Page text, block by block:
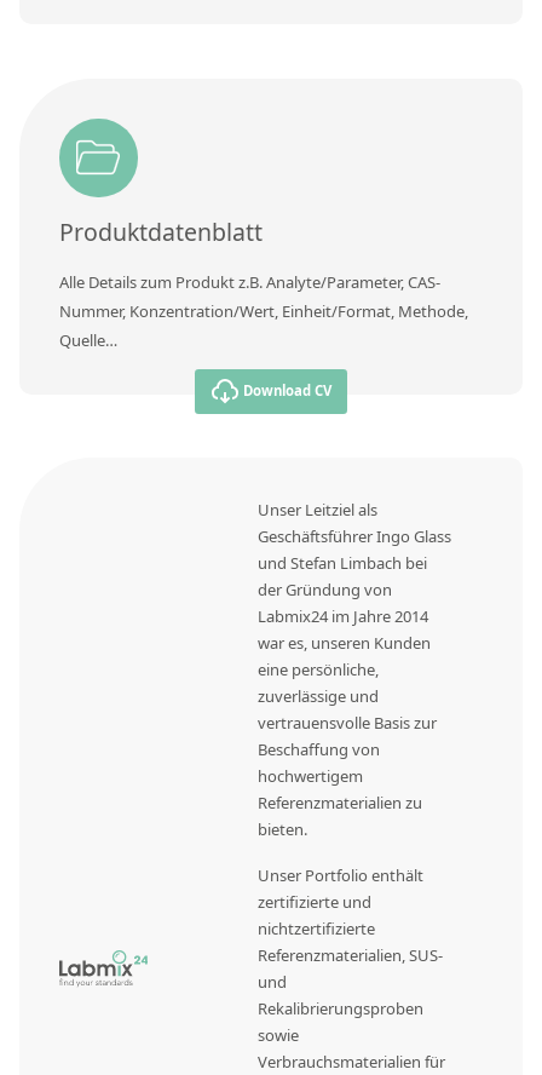
Produktdatenblatt
Alle Details zum Produkt z.B. Analyte/Parameter, CAS-
Nummer, Konzentration/Wert, Einheit/Format, Methode,
Quelle…
Download CV
Unser Leitziel als
Geschäftsführer Ingo Glass
und Stefan Limbach bei
der Gründung von
Labmix24 im Jahre 2014
war es, unseren Kunden
eine persönliche,
zuverlässige und
vertrauensvolle Basis zur
Beschaffung von
hochwertigem
Referenzmaterialien zu
bieten.
Unser Portfolio enthält
zertifizierte und
nichtzertifizierte
Referenzmaterialien, SUS-
und
Rekalibrierungsproben
sowie
Verbrauchsmaterialien für